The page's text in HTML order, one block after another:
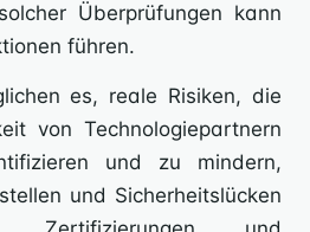
Überprüfungen kann
führen.
es, reale Risiken, die
von Technologiepartnern
und zu mindern,
und Sicherheitslücken